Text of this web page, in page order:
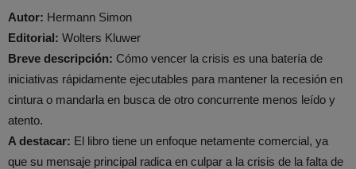
Autor: Hermann Simon
Editorial: Wolters Kluwer
Breve descripción: Cómo vencer la crisis es una batería de
iniciativas rápidamente ejecutables para mantener la recesión en
cintura o mandarla en busca de otro concurrente menos leído y
atento.
A destacar: El libro tiene un enfoque netamente comercial, ya
que su mensaje principal radica en culpar a la crisis de la falta de